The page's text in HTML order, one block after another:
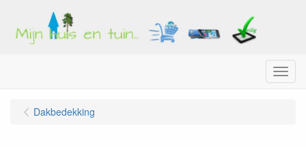
Menu
Dakbedekking